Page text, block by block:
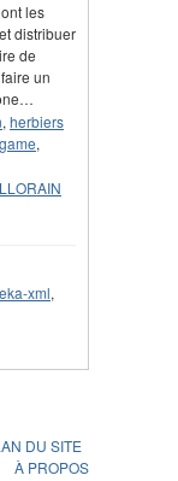
les
distribuer
de
un
, herbiers
,
xml,
DU SITE
À PROPOS